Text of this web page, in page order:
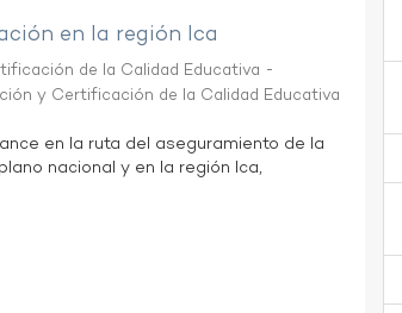
en la región Ica
de la Calidad Educativa -
y Certificación de la Calidad Educativa
en la ruta del aseguramiento de la
nacional y en la región Ica,